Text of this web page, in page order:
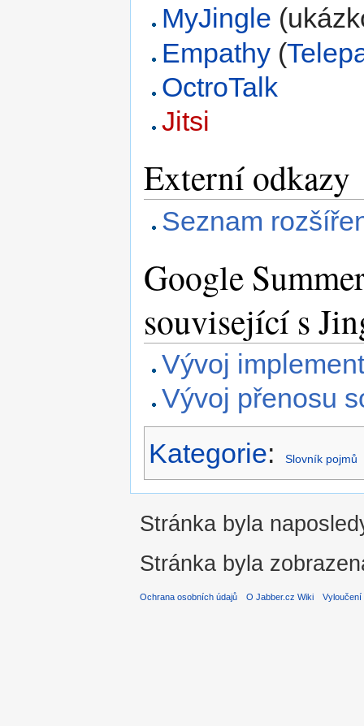
MyJingle
Empathy (
OctroTalk
Jitsi
Externí odkazy
Seznam
Google
související s
Vývoj
Vývoj přenosu
Kategorie: Slovník pojmů
Stránka byla
Stránka byla
Ochrana osobních údajů O Jabber.cz Wiki Vyloučení